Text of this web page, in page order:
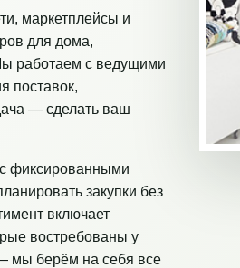
маркетплейсы и
для дома,
работаем с ведущими
поставок,
— сделать ваш
фиксированными
закупки без
включает
востребованы у
мы берём на себя все